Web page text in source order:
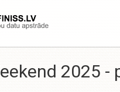
2025 -